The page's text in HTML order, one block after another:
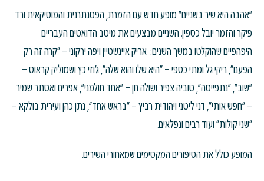
"אהבה היא שיר בשניים" מופע חדש עם הזמרת, הפסנתרנית והמוסיקאית ורד
פיקר והזמר יובל כספין. השניים מבצעים את מיטב הדואטים העבריים
היפהפיים שהוקלטו במשך השנים: אריק איינשטיין ויפה ירקוני – "קרה זה רק
הפעם", ריקי גל ומתי כספי – "היא שלו והוא שלה", ג'וזי כץ ושמוליק קראוס –
"שוב", "נתפייסה", טוביה צפיר ושולה חן – "אחד חולמני", אפרים ואסתר שמיר
– "חפש אותי", דני ליטני ויהודית רביץ – "בראש אחד", נתן כהן ועירית בולקא –
"שני קולות" ועוד רבים ונפלאים.
המופע כולל את הסיפורים המקסימים שמאחורי השירים.